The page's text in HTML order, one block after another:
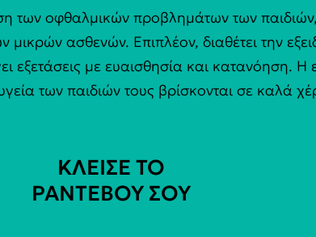
των οφθαλμικών προβλημάτων των
ασθενών. Επιπλέον, διαθέτει την
εξετάσεις με ευαισθησία και
των παιδιών τους βρίσκονται σε καλά
ΚΛΕΙΣΕ ΤΟ
ΡΑΝΤΕΒΟΥ ΣΟΥ​